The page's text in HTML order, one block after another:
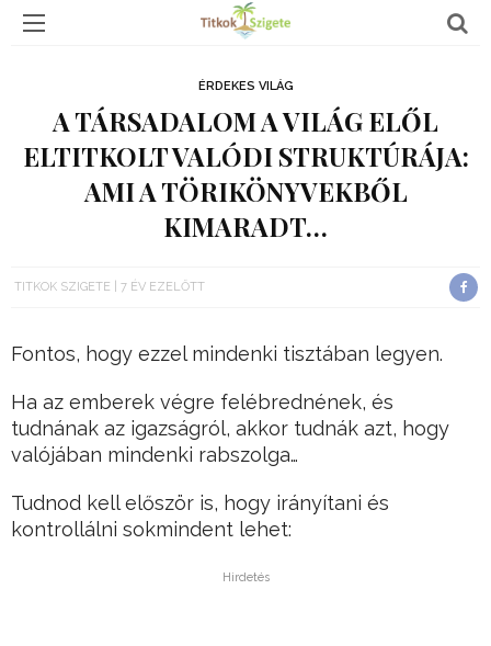
ÉRDEKES VILÁG
A TÁRSADALOM A VILÁG ELŐL
ELTITKOLT VALÓDI STRUKTÚRÁJA:
AMI A TÖRIKÖNYVEKBŐL
KIMARADT…
TITKOK SZIGETE 7 ÉV EZELŐTT
Fontos, hogy ezzel mindenki tisztában legyen.
Ha az emberek végre felébrednének, és
tudnának az igazságról, akkor tudnák azt, hogy
valójában mindenki rabszolga…
Tudnod kell először is, hogy irányítani és
kontrollálni sokmindent lehet:
Hirdetés